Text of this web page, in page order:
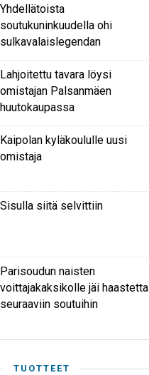
Yhdellätoista
soutukuninkuudella ohi
sulkavalaislegendan
Lahjoitettu tavara löysi
omistajan Palsanmäen
huutokaupassa
Kaipolan kyläkoululle uusi
omistaja
Sisulla siitä selvittiin
Parisoudun naisten
voittajakaksikolle jäi haastetta
seuraaviin soutuihin
TUOTTEET